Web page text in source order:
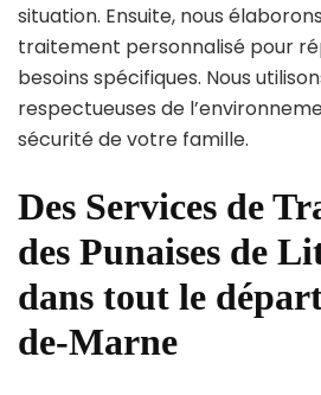
situation. Ensuite, nous
traitement personnalisé pour
besoins spécifiques. Nous
respectueuses de
sécurité de votre famille.
Des Services de
des Punaises de
dans tout le
de-Marne